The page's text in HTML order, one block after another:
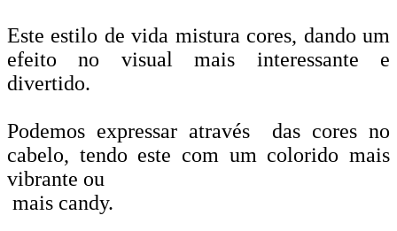
Este estilo de vida mistura cores, dando um
efeito no visual mais interessante e
divertido.
Podemos expressar através das cores no
cabelo, tendo este com um colorido mais
vibrante ou
mais candy.